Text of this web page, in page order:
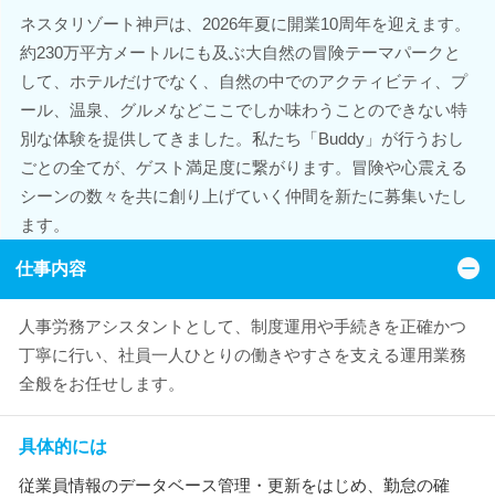
ネスタリゾート神戸は、2026年夏に開業10周年を迎えます。
約230万平方メートルにも及ぶ大自然の冒険テーマパークと
して、ホテルだけでなく、自然の中でのアクティビティ、プ
ール、温泉、グルメなどここでしか味わうことのできない特
別な体験を提供してきました。私たち「Buddy」が行うおし
ごとの全てが、ゲスト満足度に繋がります。冒険や心震える
シーンの数々を共に創り上げていく仲間を新たに募集いたし
ます。
仕事内容
人事労務アシスタントとして、制度運用や手続きを正確かつ
丁寧に行い、社員一人ひとりの働きやすさを支える運用業務
全般をお任せします。
具体的には
従業員情報のデータベース管理・更新をはじめ、勤怠の確